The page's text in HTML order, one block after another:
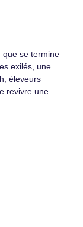
que se termine
exilés, une
éleveurs
revivre une